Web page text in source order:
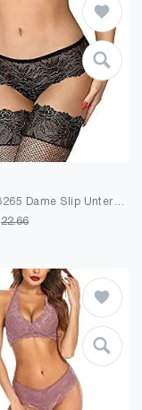
Axami V-8265 Dame Slip Unterhose Normaler Bund
22.66